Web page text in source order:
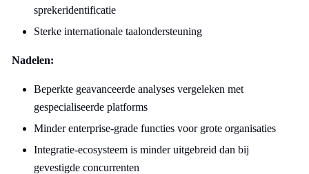
sprekeridentificatie
Sterke internationale taalondersteuning
Nadelen:
Beperkte geavanceerde analyses vergeleken met
gespecialiseerde platforms
Minder enterprise-grade functies voor grote organisaties
Integratie-ecosysteem is minder uitgebreid dan bij
gevestigde concurrenten